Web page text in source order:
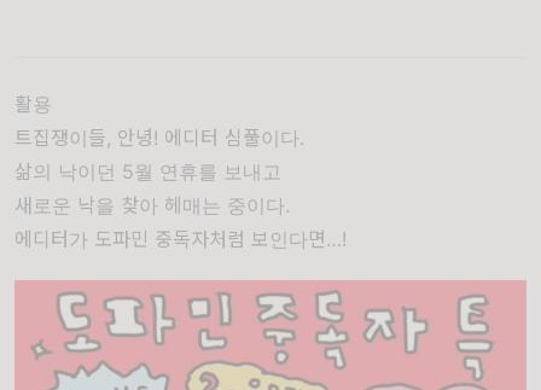
활용
트집쟁이들, 안녕! 에디터 심풀이다.
삶의 낙이던 5월 연휴를 보내고
새로운 낙을 찾아 헤매는 중이다.
에디터가 도파민 중독자처럼 보인다면…!